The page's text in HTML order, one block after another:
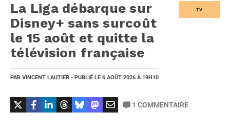
TV
La Liga débarque sur
Disney+ sans surcoût
le 15 août et quitte la
télévision française
PAR VINCENT LAUTIER - PUBLIÉ LE 6 AOÛT 2026 À 19H10
1 COMMENTAIRE